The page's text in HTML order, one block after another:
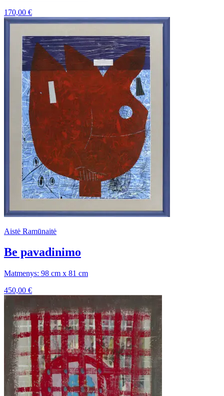
170,00 €
Aistė Ramūnaitė
Be pavadinimo
Matmenys: 98 cm x 81 cm
450,00 €